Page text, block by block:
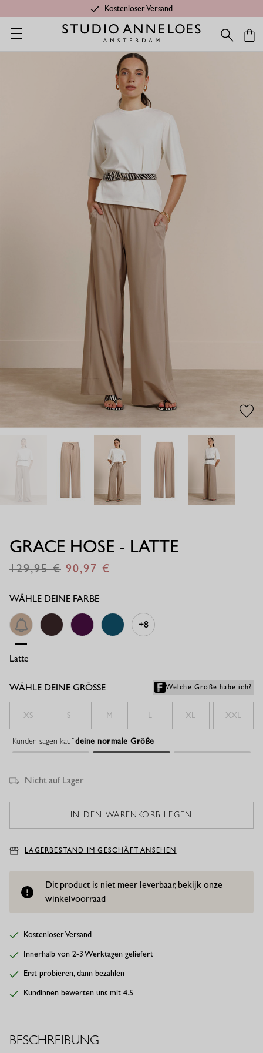
Kostenloser Versand
Startseite Shop Kategorien Letzte Chance Grace hose -
GRACE HOSE - LATTE
129,95 90,97
WÄHLE DEINE FARBE
LatteEspresso/kit
+8
WÄHLE DEINE GRÖSSE Welche Größe habe ich?
XS S M L XL XXL
Kunden sagen kaufdeine normale Größe
Nicht auf Lager
LAGERBESTAND IM GESCHÄFT ANSEHEN
Dit product is niet meer leverbaar, bekijk onze
winkelvoorraad
Kostenloser Versand
Innerhalb von 2-3 Werktagen geliefert
Erst probieren, dann bezahlen
Kundinnen bewerten uns mit 4.5
BESCHREIBUNG